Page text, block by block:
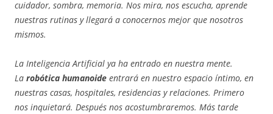
cuidador, sombra, memoria. Nos mira, nos escucha, aprende
nuestras rutinas y llegará a conocernos mejor que nosotros
mismos.
La Inteligencia Artificial ya ha entrado en nuestra mente.
La robótica humanoide entrará en nuestro espacio íntimo, en
nuestras casas, hospitales, residencias y relaciones. Primero
nos inquietará. Después nos acostumbraremos. Más tarde